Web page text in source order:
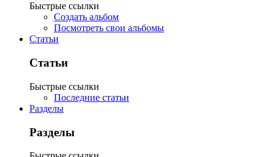
Быстрые ссылки
Создать альбом
Посмотреть свои альбомы
Статьи
Статьи
Быстрые ссылки
Последние статьи
Разделы
Разделы